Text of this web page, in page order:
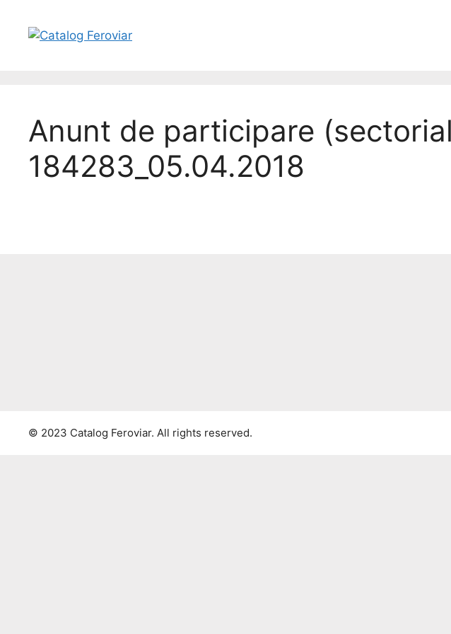
Anunt de participare
184283_05.04.2018
© 2023 Catalog Feroviar. All rights reserved.